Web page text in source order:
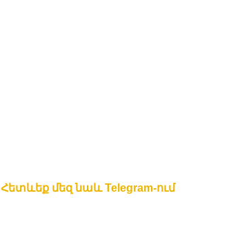
Հետևեք մեզ նաև Telegram-ում